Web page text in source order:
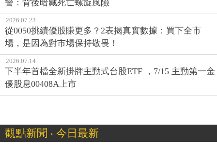
警：背後暗藏死亡螺旋風險
2026.07.23
從0050挑績優股賺更多？2表揭真實數據：買下全市
場，是因為對市場保持敬畏！
2026.07.14
下半年首檔全新掛牌主動式台股ETF ，7/15 主動第一金
優股息00408A上市
觀點新聞 ‧ 今日最新